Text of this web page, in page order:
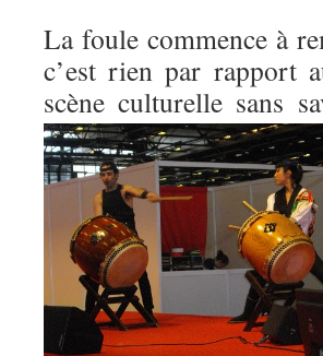
La foule commence à
c’est rien par rapport
scène culturelle sans